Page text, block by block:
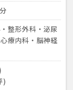
整形外科・泌尿
療内科・脳神経
)